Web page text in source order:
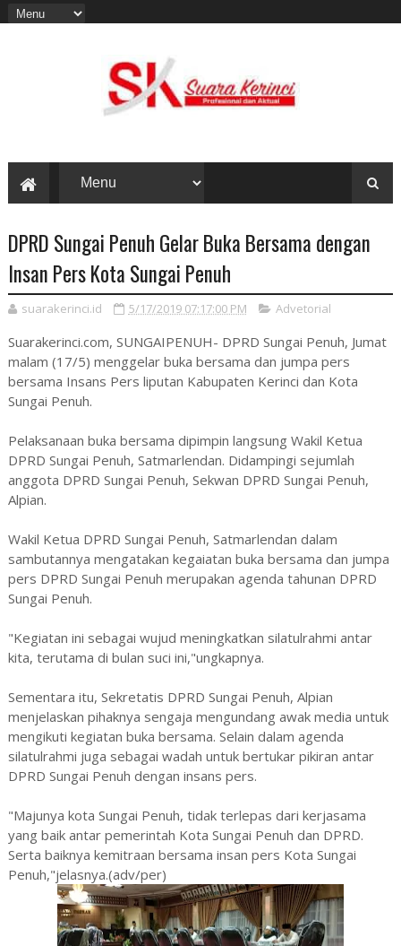
DPRD Sungai Penuh Gelar Buka Bersama dengan
Insan Pers Kota Sungai Penuh
suarakerinci.id 5/17/2019 07:17:00 PM Advetorial
Suarakerinci.com, SUNGAIPENUH- DPRD Sungai Penuh, Jumat
malam (17/5) menggelar buka bersama dan jumpa pers
bersama Insans Pers liputan Kabupaten Kerinci dan Kota
Sungai Penuh.
Pelaksanaan buka bersama dipimpin langsung Wakil Ketua
DPRD Sungai Penuh, Satmarlendan. Didampingi sejumlah
anggota DPRD Sungai Penuh, Sekwan DPRD Sungai Penuh,
Alpian.
Wakil Ketua DPRD Sungai Penuh, Satmarlendan dalam
sambutannya mengatakan kegaiatan buka bersama dan jumpa
pers DPRD Sungai Penuh merupakan agenda tahunan DPRD
Sungai Penuh.
"Kegiatan ini sebagai wujud meningkatkan silatulrahmi antar
kita, terutama di bulan suci ini,"ungkapnya.
Sementara itu, Sekretatis DPRD Sungai Penuh, Alpian
menjelaskan pihaknya sengaja mengundang awak media untuk
mengikuti kegiatan buka bersama. Selain dalam agenda
silatulrahmi juga sebagai wadah untuk bertukar pikiran antar
DPRD Sungai Penuh dengan insans pers.
"Majunya kota Sungai Penuh, tidak terlepas dari kerjasama
yang baik antar pemerintah Kota Sungai Penuh dan DPRD.
Serta baiknya kemitraan bersama insan pers Kota Sungai
Penuh,"jelasnya.(adv/per)